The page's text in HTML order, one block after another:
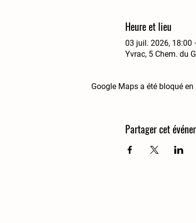
Heure et lieu
03 juil. 2026, 18:00
Yvrac, 5 Chem. du
Google Maps a été bloqué
Partager cet